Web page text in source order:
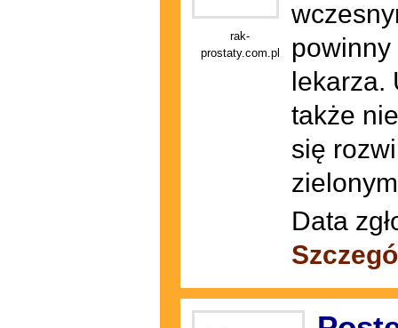
rak-
prostaty.com.pl
powinny
także
się
Data